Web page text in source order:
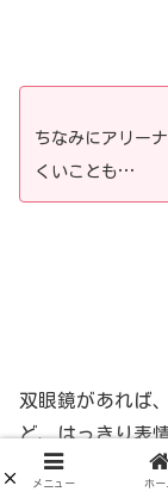
ちなみにアリー
くいことも…
双眼鏡があれば
ど、はっきり表
メニュー ホー